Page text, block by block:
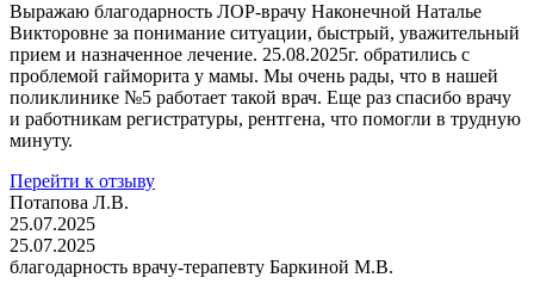
Выражаю благодарность ЛОР-врачу Наконечной Наталье
Викторовне за понимание ситуации, быстрый, уважительный
прием и назначенное лечение. 25.08.2025г. обратились с
проблемой гайморита у мамы. Мы очень рады, что в нашей
поликлинике №5 работает такой врач. Еще раз спасибо врачу
и работникам регистратуры, рентгена, что помогли в трудную
минуту.
Перейти к отзыву
Потапова Л.В.
25.07.2025
25.07.2025
благодарность врачу-терапевту Баркиной М.В.